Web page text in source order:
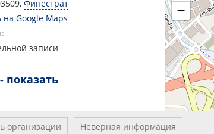
, Финестрат
на Google Maps
записи
показать
−
организации Неверная информация